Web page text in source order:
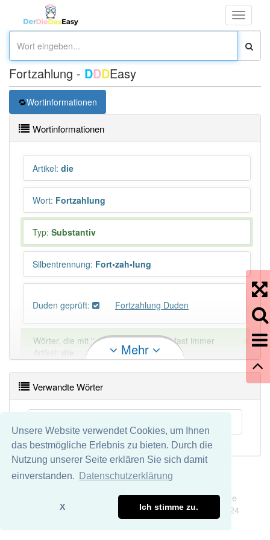
Unsere Website verwendet Cookies, um Ihnen
das bestmögliche Erlebnis zu bieten. Durch die
Nutzung unserer Seite erklären Sie sich damit
einverstanden.
Datenschutzerklärung
X Ich stimme zu.
Toggle
Fortzahlung - DDDEasy
Wortinformationen
Wortinformationen
Artikel: die
Wort: Fortzahlung
Typ: Substantiv
Silbentrennung: Fort•zah•lung
Duden geprüft: Fortzahlung Duden
Wörter, die mit "-ung" enden, haben fast immer
Artikel:
die
Beispiele
DAS:2Ausnahmen Beispiele
PowerIndex:5
Häufigkeit: 4 von 10
Mehr
Verwandte Wörter
Wir übernehmen keine Garantie und keine Haftung für die
Richtigkeit und Vollständigkeit dieser Seite. DDDEasy 2024